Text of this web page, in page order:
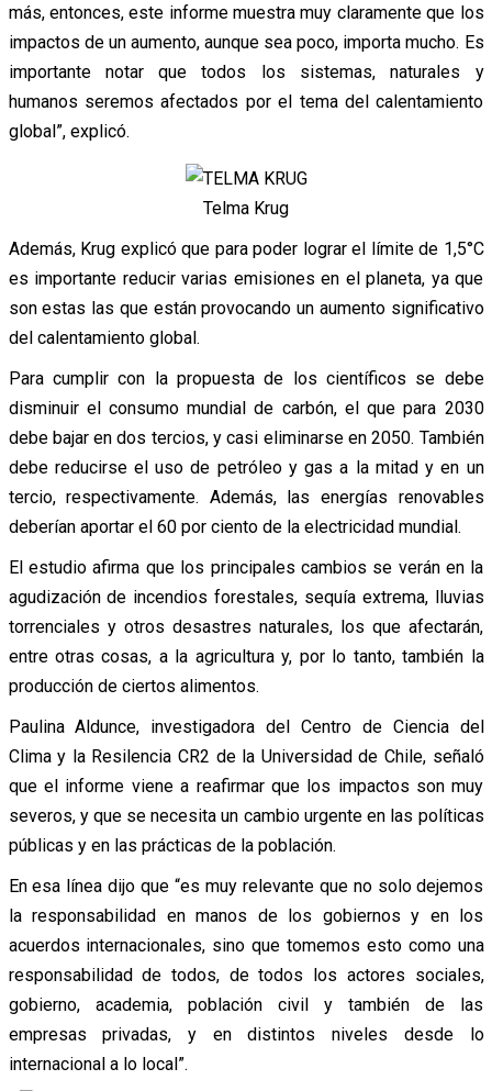
más, entonces, este informe muestra muy claramente que los
impactos de un aumento, aunque sea poco, importa mucho. Es
importante notar que todos los sistemas, naturales y
humanos seremos afectados por el tema del calentamiento
global”, explicó.
Telma Krug
Además, Krug explicó que para poder lograr el límite de 1,5°C
es importante reducir varias emisiones en el planeta, ya que
son estas las que están provocando un aumento significativo
del calentamiento global.
Para cumplir con la propuesta de los científicos se debe
disminuir el consumo mundial de carbón, el que para 2030
debe bajar en dos tercios, y casi eliminarse en 2050. También
debe reducirse el uso de petróleo y gas a la mitad y en un
tercio, respectivamente. Además, las energías renovables
deberían aportar el 60 por ciento de la electricidad mundial.
El estudio afirma que los principales cambios se verán en la
agudización de incendios forestales, sequía extrema, lluvias
torrenciales y otros desastres naturales, los que afectarán,
entre otras cosas, a la agricultura y, por lo tanto, también la
producción de ciertos alimentos.
Paulina Aldunce, investigadora del Centro de Ciencia del
Clima y la Resilencia CR2 de la Universidad de Chile, señaló
que el informe viene a reafirmar que los impactos son muy
severos, y que se necesita un cambio urgente en las políticas
públicas y en las prácticas de la población.
En esa línea dijo que “es muy relevante que no solo dejemos
la responsabilidad en manos de los gobiernos y en los
acuerdos internacionales, sino que tomemos esto como una
responsabilidad de todos, de todos los actores sociales,
gobierno, academia, población civil y también de las
empresas privadas, y en distintos niveles desde lo
internacional a lo local”.